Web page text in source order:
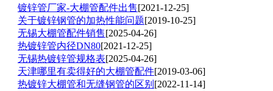
镀锌管厂家-大棚管配件出售[2021-12-25]
关于镀锌钢管的加热性能问题[2019-10-25]
无锡大棚管配件销售[2025-04-26]
热镀锌管内径DN80[2021-12-25]
无锡热镀锌管规格表[2025-04-26]
天津哪里有卖得好的大棚管配件[2019-03-06]
热镀锌大棚管和无缝钢管的区别 [2022-11-14]